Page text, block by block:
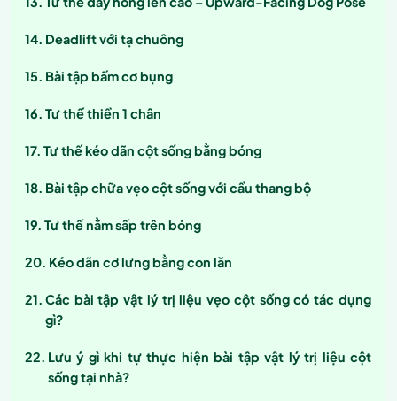
Deadlift với tạ chuông
Bài tập bấm cơ bụng
Tư thế thiền 1 chân
Tư thế kéo dãn cột sống bằng bóng
Bài tập chữa vẹo cột sống với cầu thang bộ
Tư thế nằm sấp trên bóng
Kéo dãn cơ lưng bằng con lăn
Các bài tập vật lý trị liệu vẹo cột sống có tác dụng
gì?
Lưu ý gì khi tự thực hiện bài tập vật lý trị liệu cột
sống tại nhà?